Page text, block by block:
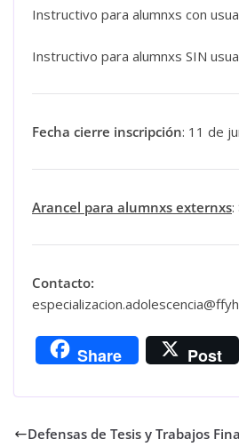
Instructivo para alumnxs con
Instructivo para alumnxs SIN
Fecha cierre inscripción: 11 de
Arancel para alumnxs externxs:
Contacto:
Share Post
Defensas de Tesis y Trabajos